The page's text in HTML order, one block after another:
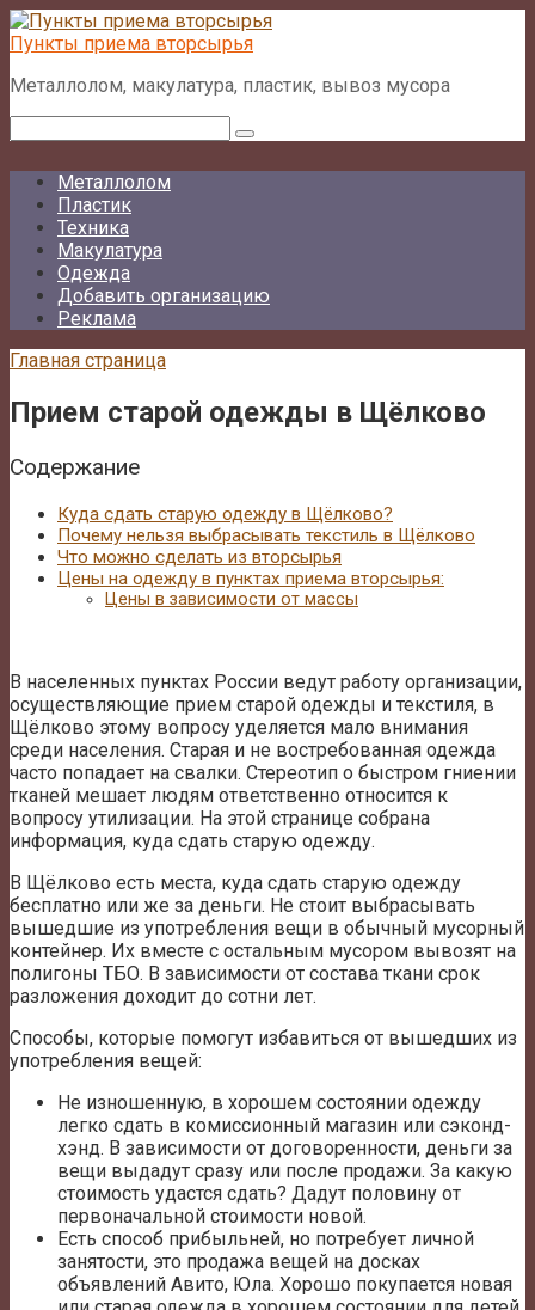
Перейти
к
Пункты приема вторсырья
Металлолом, макулатура, пластик, вывоз мусора
Металлолом
Пластик
Техника
Макулатура
Одежда
Добавить организацию
Реклама
Главная страница
Прием старой одежды в Щёлково
Содержание
Куда сдать старую одежду в Щёлково?
Почему нельзя выбрасывать текстиль в Щёлково
Что можно сделать из вторсырья
Цены на одежду в пунктах приема вторсырья:
Цены в зависимости от массы
В населенных пунктах России ведут работу организации,
осуществляющие прием старой одежды и текстиля, в
Щёлково этому вопросу уделяется мало внимания
среди населения. Старая и не востребованная одежда
часто попадает на свалки. Стереотип о быстром гниении
тканей мешает людям ответственно относится к
вопросу утилизации. На этой странице собрана
информация, куда сдать старую одежду.
В Щёлково есть места, куда сдать старую одежду
бесплатно или же за деньги. Не стоит выбрасывать
вышедшие из употребления вещи в обычный мусорный
контейнер. Их вместе с остальным мусором вывозят на
полигоны ТБО. В зависимости от состава ткани срок
разложения доходит до сотни лет.
Способы, которые помогут избавиться от вышедших из
употребления вещей:
Не изношенную, в хорошем состоянии одежду
легко сдать в комиссионный магазин или сэконд-
хэнд. В зависимости от договоренности, деньги за
вещи выдадут сразу или после продажи. За какую
стоимость удастся сдать? Дадут половину от
первоначальной стоимости новой.
Есть способ прибыльней, но потребует личной
занятости, это продажа вещей на досках
объявлений Авито, Юла. Хорошо покупается новая